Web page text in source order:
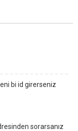
bi id girerseniz
sorarsanız